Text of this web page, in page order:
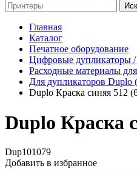
Главная
Каталог
Печатное оборудование
Цифровые дупликаторы
Расходные материалы
Для дупликаторов Duplo
Duplo Краска синяя 512
Duplo Краска
Dup101079
Добавить в избранное